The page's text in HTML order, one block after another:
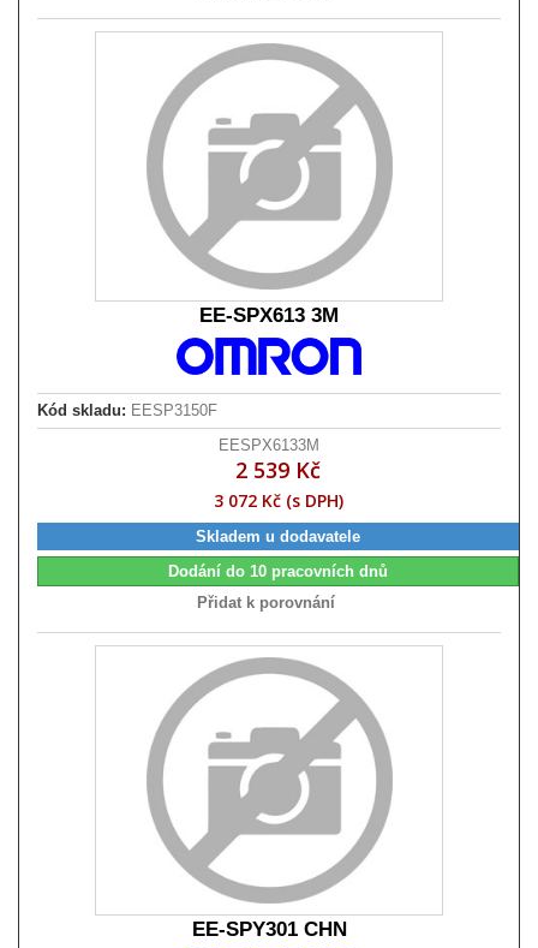
EE-SPX613 3M
Kód skladu: EESP3150F
EESPX6133M
2 539 Kč
3 072 Kč (s DPH)
Skladem u dodavatele
Dodání do 10 pracovních dnů
Přidat k porovnání
EE-SPY301 CHN